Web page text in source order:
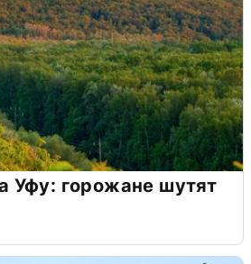
Уфу: горожане шутят